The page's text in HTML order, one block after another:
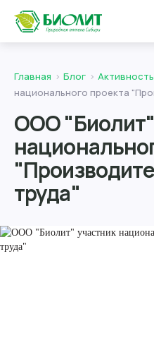
Главная Блог Активность
национального проекта
ООО "Биолит"
труда"